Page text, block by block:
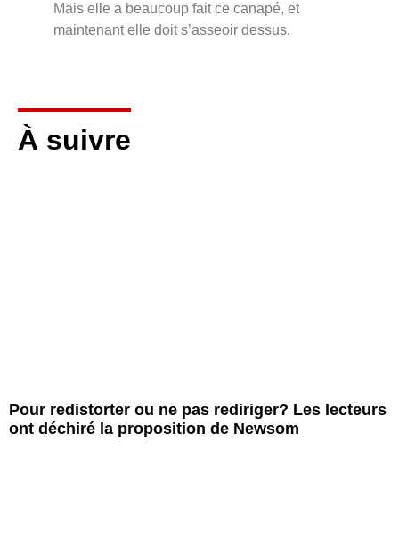
Mais elle a beaucoup fait ce canapé, et
maintenant elle doit s’asseoir dessus.
À suivre
Pour redistorter ou ne pas rediriger? Les lecteurs
ont déchiré la proposition de Newsom